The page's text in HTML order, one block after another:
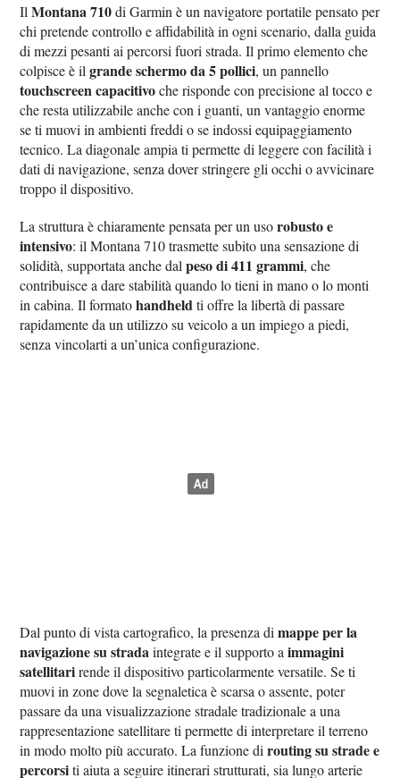
IlMontana 710di Garmin è un navigatore portatile pensato per
chi pretende controllo e affidabilità in ogni scenario, dalla guida
di mezzi pesanti ai percorsi fuori strada. Il primo elemento che
colpisce è ilgrande schermo da 5 pollici, un pannello
touchscreen capacitivoche risponde con precisione al tocco e
che resta utilizzabile anche con i guanti, un vantaggio enorme
se ti muovi in ambienti freddi o se indossi equipaggiamento
tecnico. La diagonale ampia ti permette di leggere con facilità i
dati di navigazione, senza dover stringere gli occhi o avvicinare
troppo il dispositivo.
La struttura è chiaramente pensata per un usorobusto e
intensivo: il Montana 710 trasmette subito una sensazione di
solidità, supportata anche dalpeso di 411 grammi, che
contribuisce a dare stabilità quando lo tieni in mano o lo monti
in cabina. Il formatohandheldti offre la libertà di passare
rapidamente da un utilizzo su veicolo a un impiego a piedi,
senza vincolarti a un’unica configurazione.
Dal punto di vista cartografico, la presenza dimappe per la
navigazione su stradaintegrate e il supporto aimmagini
satellitarirende il dispositivo particolarmente versatile. Se ti
muovi in zone dove la segnaletica è scarsa o assente, poter
passare da una visualizzazione stradale tradizionale a una
rappresentazione satellitare ti permette di interpretare il terreno
in modo molto più accurato. La funzione dirouting su strade e
percorsiti aiuta a seguire itinerari strutturati, sia lungo arterie